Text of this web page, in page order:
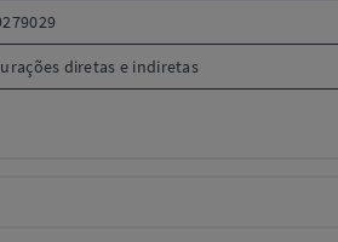
diretas e indiretas